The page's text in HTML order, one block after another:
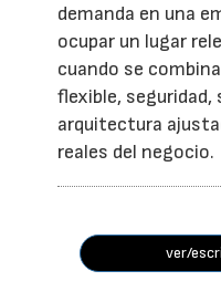
demanda en una
ocupar un lugar
cuando se
flexible, seguridad,
arquitectura
reales del negocio.
ver/